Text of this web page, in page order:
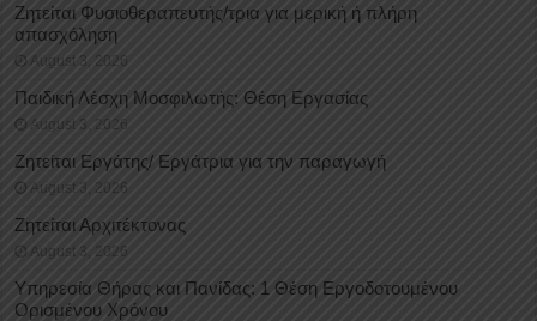
Ζητείται Φυσιοθεραπευτής/τρια για μερική ή πλήρη
απασχόληση
August 3, 2026
Παιδική Λέσχη Μοσφιλωτής: Θέση Εργασίας
August 3, 2026
Ζητείται Εργάτης/ Εργάτρια για την παραγωγή
August 3, 2026
Ζητείται Αρχιτέκτονας
August 3, 2026
Υπηρεσία Θήρας και Πανίδας: 1 Θέση Eργοδοτουμένου
Oρισμένου Xρόνου